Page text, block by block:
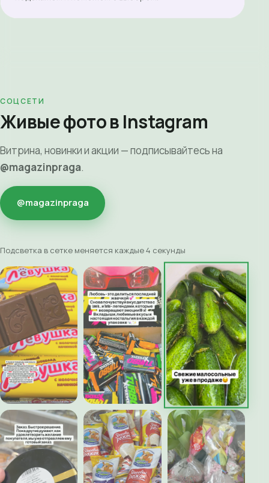
СОЦСЕТИ
Живые фото в Instagram
Витрина, новинки и акции — подписывайтесь на
@magazinpraga.
@magazinpraga
Подсветка в сетке меняется каждые 4 секунды